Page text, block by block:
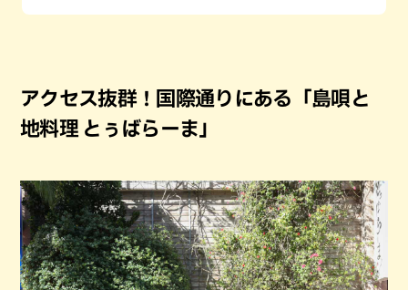
アクセス抜群！国際通りにある「島唄と
地料理 とぅばらーま」